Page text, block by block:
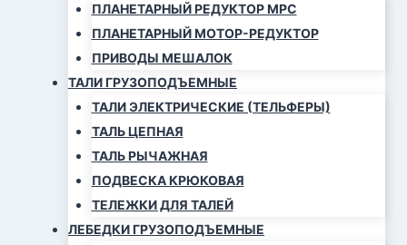
ПЛАНЕТАРНЫЙ РЕДУКТОР МРС
ПЛАНЕТАРНЫЙ МОТОР-РЕДУКТОР
ПРИВОДЫ МЕШАЛОК
ТАЛИ ГРУЗОПОДЪЕМНЫЕ
ТАЛИ ЭЛЕКТРИЧЕСКИЕ (ТЕЛЬФЕРЫ)
ТАЛЬ ЦЕПНАЯ
ТАЛЬ РЫЧАЖНАЯ
ПОДВЕСКА КРЮКОВАЯ
ТЕЛЕЖКИ ДЛЯ ТАЛЕЙ
ЛЕБЕДКИ ГРУЗОПОДЪЕМНЫЕ